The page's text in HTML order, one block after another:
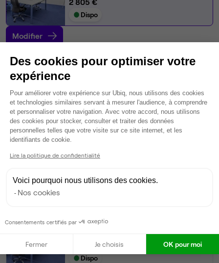
2 805 €
Dispo
Modifier
Espace indépendant• 3ème étage
30postes • 180 m²
11 500 €
Dispo
Bureau privé
2 282 €
Dispo
Des cookies pour optimiser votre
expérience
Plateforme de Gestion du
Pour améliorer votre expérience sur Ubiq, nous utilisons des cookies
et technologies similaires servant à mesurer l'audience, à comprendre
et personnaliser votre navigation. Avec votre accord, nous utilisons
des cookies pour stocker, consulter et traiter des données
personnelles telles que votre visite sur ce site internet, et les
identifiants de cookie.
Lire la politique de confidentialité
Voici pourquoi nous utilisons des cookies.
Nos cookies
Consentements certifiés par
Fermer Je choisis OK pour moi